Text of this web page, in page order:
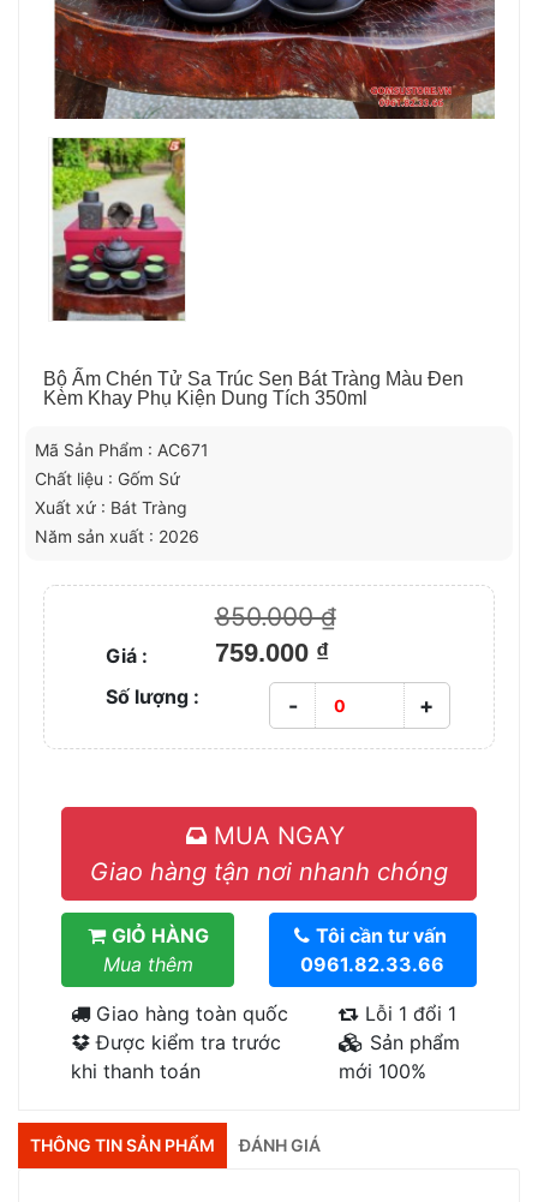
Bộ Ấm Chén Tử Sa Trúc Sen Bát Tràng Màu Đen
Kèm Khay Phụ Kiện Dung Tích 350ml
Mã Sản Phẩm : AC671
Chất liệu : Gốm Sứ
Xuất xứ : Bát Tràng
Năm sản xuất : 2026
850.000 ₫
Giá : 759.000 ₫
Số lượng : - +
MUA NGAY
Giao hàng tận nơi nhanh chóng
GIỎ HÀNG
Mua thêm
Tôi cần tư vấn
0961.82.33.66
Giao hàng toàn quốc
Được kiểm tra trước
khi thanh toán
Lỗi 1 đổi 1
Sản phẩm
mới 100%
THÔNG TIN SẢN PHẨM ĐÁNH GIÁ